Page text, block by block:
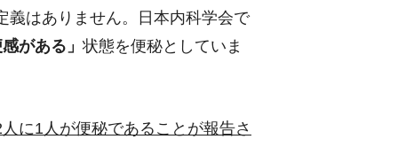
義はありません。日本内科学会で
がある」 状態を便秘としていま
に1人が便秘であることが報告さ